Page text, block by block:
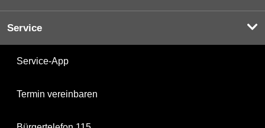
Service
Service-App
Termin vereinbaren